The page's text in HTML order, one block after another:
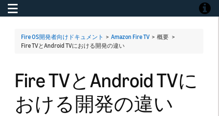
Toggle navigation
Fire OS開発者向けドキュメント > Amazon Fire TV > 概要 >
Fire TVとAndroid TVにおける開発の違い
Fire TVとAndroid TVに
おける開発の違い